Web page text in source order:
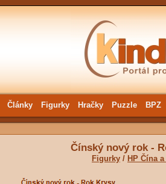
Články Figurky Hračky Puzzle BPZ
Čínský nový rok -
Figurky / HP Čína